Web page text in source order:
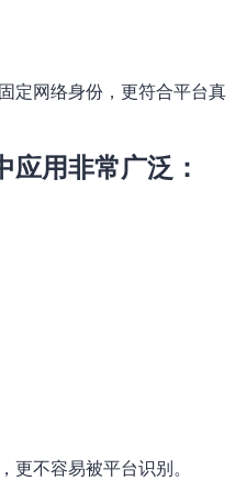
定网络身份，更符合平台真
应用非常广泛：
更不容易被平台识别。